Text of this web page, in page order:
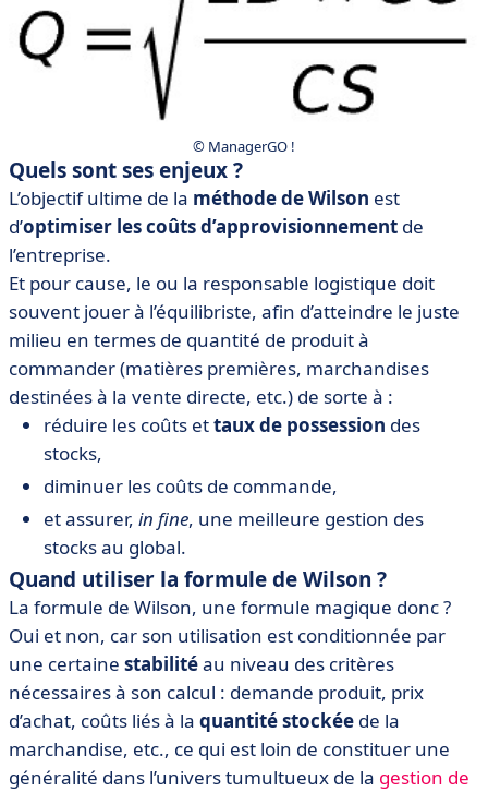
© ManagerGO !
Quels sont ses enjeux ?
L’objectif ultime de la méthode de Wilson est
d’optimiser les coûts d’approvisionnement de
l’entreprise.
Et pour cause, le ou la responsable logistique doit
souvent jouer à l’équilibriste, afin d’atteindre le juste
milieu en termes de quantité de produit à
commander (matières premières, marchandises
destinées à la vente directe, etc.) de sorte à :
réduire les coûts ettaux de possession des
stocks,
diminuer les coûts de commande,
et assurer, in fine, une meilleure gestion des
stocks au global.
Quand utiliser la formule de Wilson ?
La formule de Wilson, une formule magique donc ?
Oui et non, car son utilisation est conditionnée par
une certaine stabilitéau niveau des critères
nécessaires à son calcul : demande produit, prix
d’achat, coûts liés à la quantité stockée de la
marchandise, etc., ce qui est loin de constituer une
généralité dans l’univers tumultueux de la gestion de